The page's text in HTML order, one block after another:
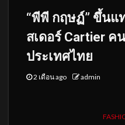
“พีพี กฤษฏ์” ขึ้น
สเดอร์ Cartier ค
ประเทศไทย
2 เดือน ago admin